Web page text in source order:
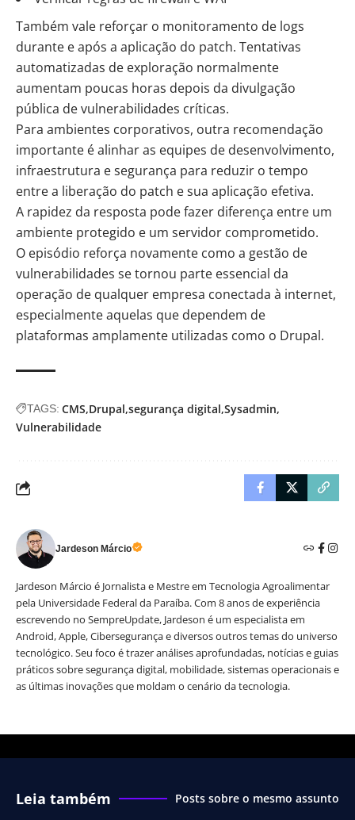
Também vale reforçar o monitoramento de logs
durante e após a aplicação do patch. Tentativas
automatizadas de exploração normalmente
aumentam poucas horas depois da divulgação
pública de vulnerabilidades críticas.
Para ambientes corporativos, outra recomendação
importante é alinhar as equipes de desenvolvimento,
infraestrutura e segurança para reduzir o tempo
entre a liberação do patch e sua aplicação efetiva.
A rapidez da resposta pode fazer diferença entre um
ambiente protegido e um servidor comprometido.
O episódio reforça novamente como a gestão de
vulnerabilidades se tornou parte essencial da
operação de qualquer empresa conectada à internet,
especialmente aquelas que dependem de
plataformas amplamente utilizadas como o Drupal.
TAGS: CMS Drupal segurança digital Sysadmin
Vulnerabilidade
Jardeson Márcio
Jardeson Márcio é Jornalista e Mestre em Tecnologia Agroalimentar
pela Universidade Federal da Paraíba. Com 8 anos de experiência
escrevendo no SempreUpdate, Jardeson é um especialista em
Android, Apple, Cibersegurança e diversos outros temas do universo
tecnológico. Seu foco é trazer análises aprofundadas, notícias e guias
práticos sobre segurança digital, mobilidade, sistemas operacionais e
as últimas inovações que moldam o cenário da tecnologia.
Leia também Posts sobre o mesmo assunto